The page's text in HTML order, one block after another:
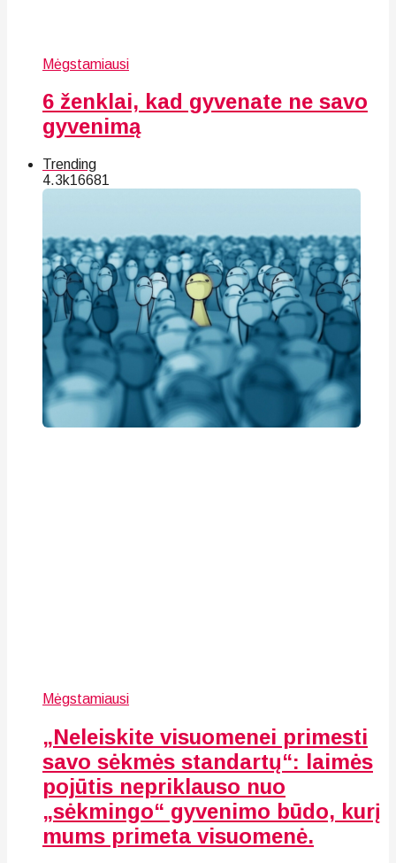
Mėgstamiausi
6 ženklai, kad gyvenate ne savo
gyvenimą
Trending
4.3k16681
Mėgstamiausi
„Neleiskite visuomenei primesti
savo sėkmės standartų“: laimės
pojūtis nepriklauso nuo
„sėkmingo“ gyvenimo būdo, kurį
mums primeta visuomenė.